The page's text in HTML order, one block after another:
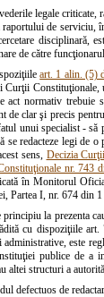
legale
de serviciu,
disciplinară,
de către
art. 1 alin. (5)
Constituţionale,
normativ trebuie
de clar şi precis
unui specialist -
redacteze legi de o
sens, Decizia
nr. 743
în Monitorul
Partea I, nr. 674 din 1
la prezenta
cu dispoziţiile
este
publice de a
altei structuri a
defectuos de